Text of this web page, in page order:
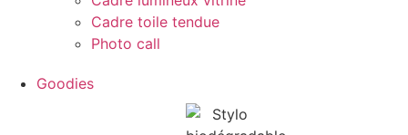
Cadre toile tendue
Photo call
Goodies